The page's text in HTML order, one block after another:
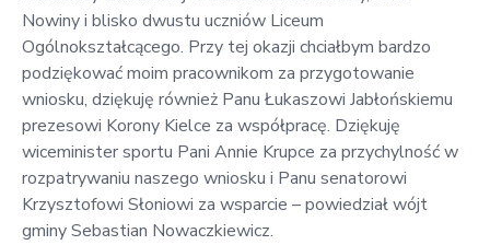
Nowiny i blisko dwustu uczniów Liceum
Ogólnokształcącego. Przy tej okazji chciałbym bardzo
podziękować moim pracownikom za przygotowanie
wniosku, dziękuję również Panu Łukaszowi Jabłońskiemu
prezesowi Korony Kielce za współpracę. Dziękuję
wiceminister sportu Pani Annie Krupce za przychylność w
rozpatrywaniu naszego wniosku i Panu senatorowi
Krzysztofowi Słoniowi za wsparcie – powiedział wójt
gminy Sebastian Nowaczkiewicz.